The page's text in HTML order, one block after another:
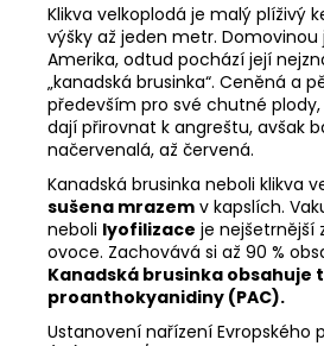
Klikva velkoplodá je malý plíživý
výšky až jeden metr. Domovinou
Amerika, odtud pochází její
„kanadská brusinka“. Ceněná a
především pro své chutné
dají přirovnat k angreštu, avšak
načervenalá, až červená.
Kanadská brusinka neboli klikva
sušena mrazem v kapslích.
neboli lyofilizace je nejšetrnější
ovoce. Zachovává si až 90 %
Kanadská brusinka obsahuje
proanthokyanidiny (PAC).
Ustanovení nařízení Evropského